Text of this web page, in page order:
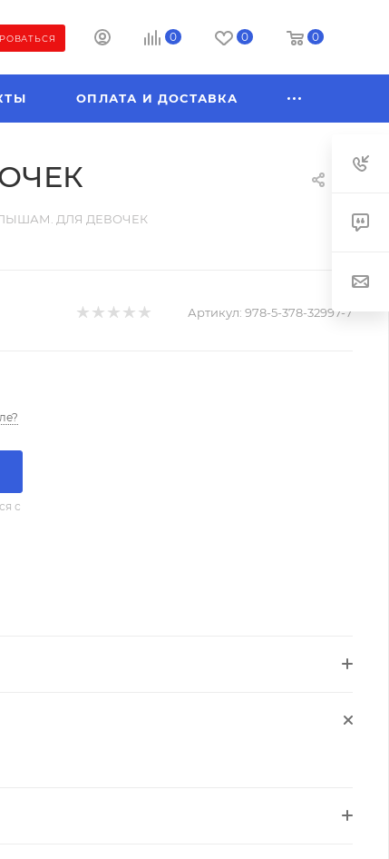
0 0 0
ОПЛАТА И ДОСТАВКА
ДЛЯ ДЕВОЧЕК
Артикул: 978-5-378-32997-7
с